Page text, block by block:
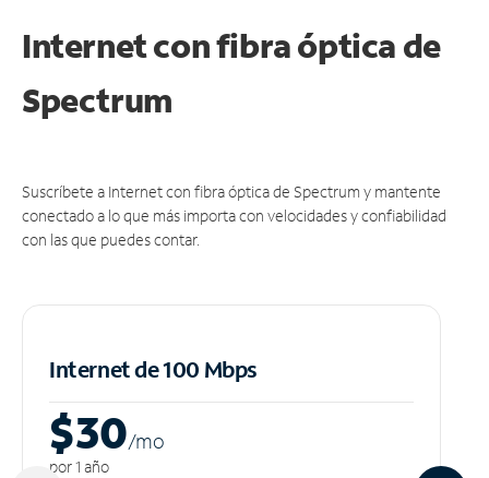
Internet con fibra óptica de
Spectrum
Suscríbete a Internet con fibra óptica de Spectrum y mantente
conectado a lo que más importa con velocidades y confiabilidad
con las que puedes contar.
Internet de 100 Mbps
$30/mo
por 1 año